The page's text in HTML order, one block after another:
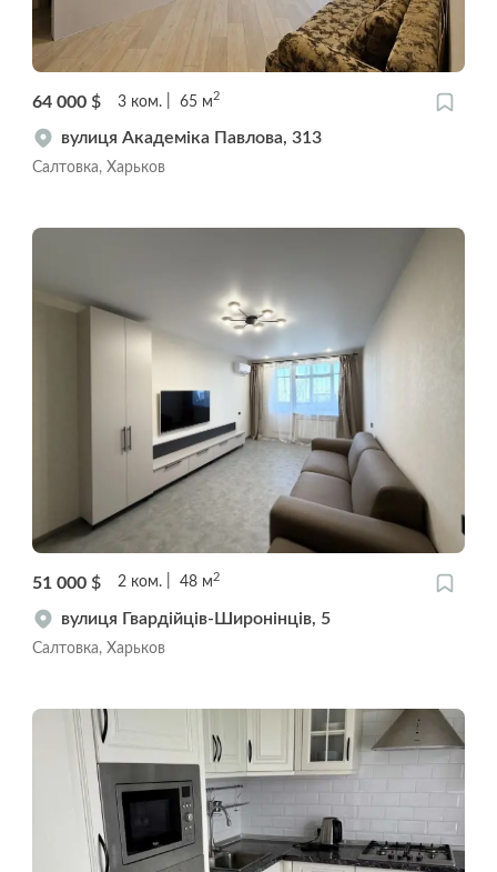
64 000 $ 3 ком. 65 м2
вулиця Академіка Павлова, 313
Салтовка, Харьков
51 000 $ 2 ком. 48 м 2
вулиця Гвардійців-Широнінців, 5
Салтовка, Харьков